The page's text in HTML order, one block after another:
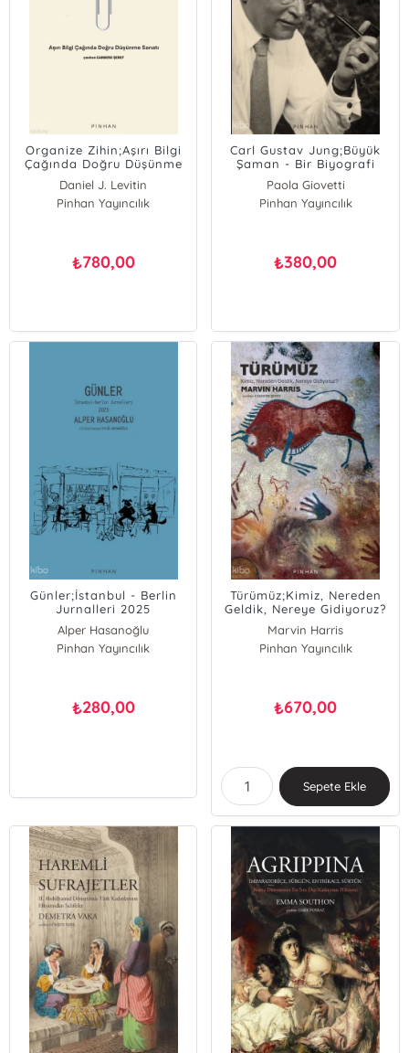
Organize Zihin;Aşırı Bilgi
Çağında Doğru Düşünme
Sanatı
Daniel J. Levitin
Pinhan Yayıncılık
₺780,00
Carl Gustav Jung;Büyük
Şaman - Bir Biyografi
Paola Giovetti
Pinhan Yayıncılık
₺380,00
Günler;İstanbul - Berlin
Jurnalleri 2025
Alper Hasanoğlu
Pinhan Yayıncılık
₺280,00
Türümüz;Kimiz, Nereden
Geldik, Nereye Gidiyoruz?
Marvin Harris
Pinhan Yayıncılık
₺670,00
Sepete Ekle